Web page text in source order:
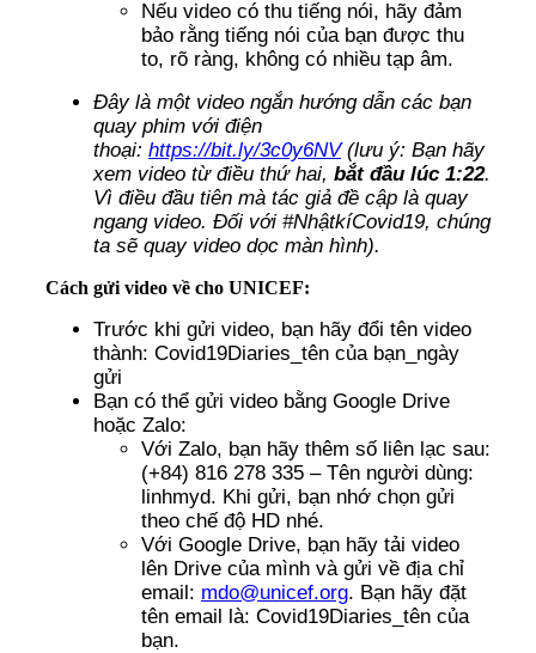
Nếu video có thu tiếng nói, hãy đảm
bảo rằng tiếng nói của bạn được thu
to, rõ ràng, không có nhiều tạp âm.
Đây là một video ngắn hướng dẫn các bạn
quay phim với điện
thoại: https://bit.ly/3c0y6NV (lưu ý: Bạn hãy
xem video từ điều thứ hai, bắt đầu lúc 1:22.
Vì điều đầu tiên mà tác giả đề cập là quay
ngang video. Đối với #NhậtkíCovid19, chúng
ta sẽ quay video dọc màn hình).
Cách gửi video về cho UNICEF:
Trước khi gửi video, bạn hãy đổi tên video
thành: Covid19Diaries_tên của bạn_ngày
gửi
Bạn có thể gửi video bằng Google Drive
hoặc Zalo:
Với Zalo, bạn hãy thêm số liên lạc sau:
(+84) 816 278 335 – Tên người dùng:
linhmyd. Khi gửi, bạn nhớ chọn gửi
theo chế độ HD nhé.
Với Google Drive, bạn hãy tải video
lên Drive của mình và gửi về địa chỉ
email: mdo@unicef.org. Bạn hãy đặt
tên email là: Covid19Diaries_tên của
bạn.